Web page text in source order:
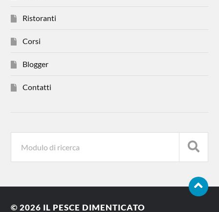
Ristoranti
Corsi
Blogger
Contatti
© 2026 IL PESCE DIMENTICATO